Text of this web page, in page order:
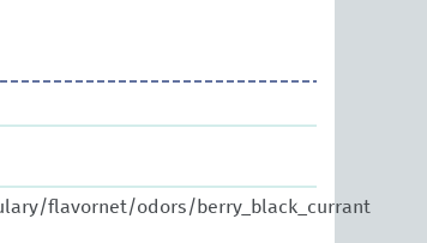
flavornet/odors/berry_black_currant